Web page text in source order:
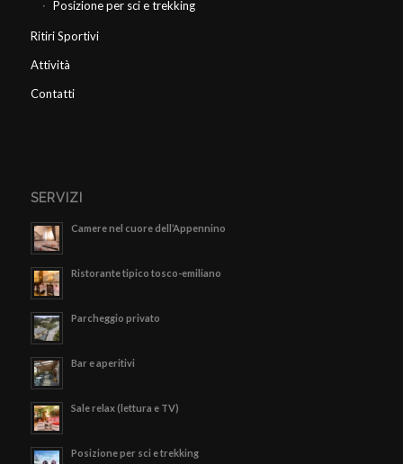
Posizione per sci e trekking
Ritiri Sportivi
Attività
Contatti
SERVIZI
Camere nel cuore dell’Appennino
Ristorante tipico tosco-emiliano
Parcheggio privato
Bar e aperitivi
Sale relax (lettura e TV)
Posizione per sci e trekking